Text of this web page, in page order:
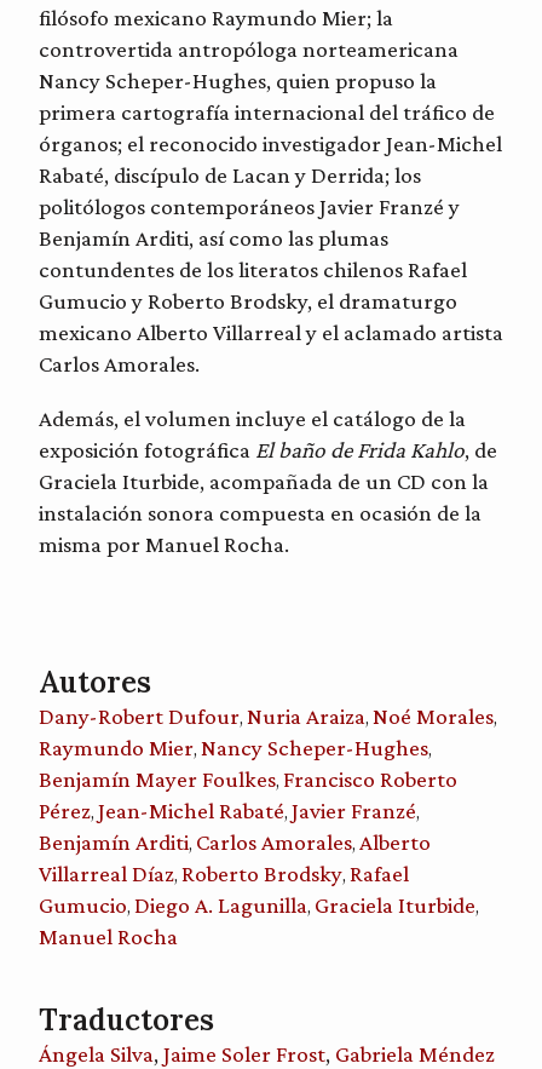
filósofo mexicano Raymundo Mier; la
controvertida antropóloga norteamericana
Nancy Scheper-Hughes, quien propuso la
primera cartografía internacional del tráfico de
órganos; el reconocido investigador Jean-Michel
Rabaté, discípulo de Lacan y Derrida; los
politólogos contemporáneos Javier Franzé y
Benjamín Arditi, así como las plumas
contundentes de los literatos chilenos Rafael
Gumucio y Roberto Brodsky, el dramaturgo
mexicano Alberto Villarreal y el aclamado artista
Carlos Amorales.
Además, el volumen incluye el catálogo de la
exposición fotográfica El baño de Frida Kahlo, de
Graciela Iturbide, acompañada de un CD con la
instalación sonora compuesta en ocasión de la
misma por Manuel Rocha.
Autores
Dany-Robert Dufour, Nuria Araiza, Noé Morales,
Raymundo Mier, Nancy Scheper-Hughes,
Benjamín Mayer Foulkes, Francisco Roberto
Pérez, Jean-Michel Rabaté, Javier Franzé,
Benjamín Arditi, Carlos Amorales, Alberto
Villarreal Díaz, Roberto Brodsky, Rafael
Gumucio, Diego A. Lagunilla, Graciela Iturbide,
Manuel Rocha
Traductores
Ángela Silva, Jaime Soler Frost, Gabriela Méndez